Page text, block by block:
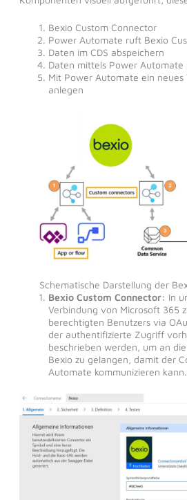
Bexio Custom Connector
Power Automate ruft Bexio
Daten im CDS abspeichern
Daten mittels Power Automate
Mit Power Automate ein neues
anlegen
Schematische Darstellung der
Bexio Custom Connector: In
Verbindung von Microsoft 365
berechtigten Benutzers via
der authentifizierte Zugriff
beschrieben werden, um an
Bexio zu gelangen, damit der
Automate kommunizieren kann.